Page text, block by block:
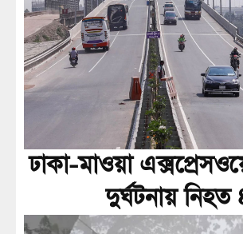
ঢাকা-মাওয়া
দুর্ঘটনায় নিহত